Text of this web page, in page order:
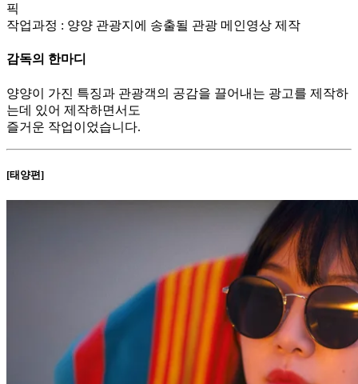
픽
작업과정 : 양양 관광지에 송출될 관광 메인영상 제작
감독의 한마디
양양이 가진 특징과 관광객의 공감을 끌어내는 광고를 제작하
는데 있어 제작하면서도
즐거운 작업이었습니다.
[태양편]